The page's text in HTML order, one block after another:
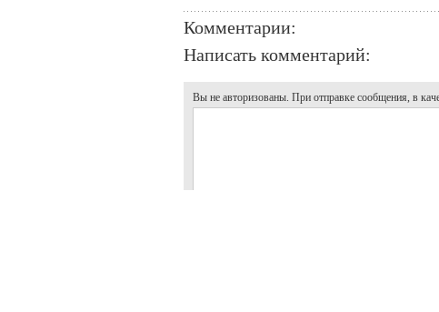
Комментарии:
Написать комментарий:
Вы не авторизованы. При отправке сообщения, в